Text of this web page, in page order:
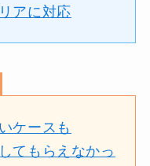
アに対応
ケースも
てもらえなかっ